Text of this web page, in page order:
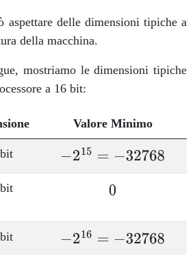
aspettare delle dimensioni tipiche a
della macchina.
mostriamo le dimensioni tipiche
a 16 bit:
Valore Minimo